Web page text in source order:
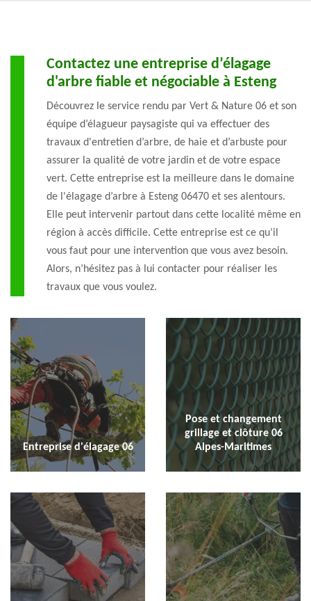
Contactez une entreprise d’élagage
d'arbre fiable et négociable à Esteng
Découvrez le service rendu par Vert & Nature 06 et son
équipe d’élagueur paysagiste qui va effectuer des
travaux d'entretien d’arbre, de haie et d’arbuste pour
assurer la qualité de votre jardin et de votre espace
vert. Cette entreprise est la meilleure dans le domaine
de l'élagage d’arbre à Esteng 06470 et ses alentours.
Elle peut intervenir partout dans cette localité même en
région à accès difficile. Cette entreprise est ce qu’il
vous faut pour une intervention que vous avez besoin.
Alors, n’hésitez pas à lui contacter pour réaliser les
travaux que vous voulez.
Entreprise d'élagage 06
Pose et changement
grillage et clôture 06
Alpes-Maritimes